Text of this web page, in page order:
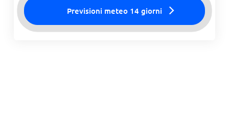
Previsioni meteo 14 giorni